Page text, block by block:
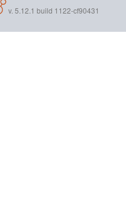
v. 5.12.1 build 1122-cf90431